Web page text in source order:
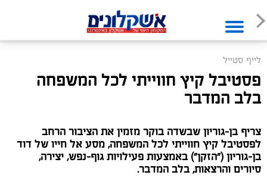
לייף סטייל
פסטיבל קיץ חווייתי לכל המשפחה
בלב המדבר
צריף בן-גוריון שבשדה בוקר מזמין את הציבור הרחב
לפסטיבל קיץ חווייתי לכל המשפחה, מסע אל חייו של דוד
בן-גוריון ("הזקן") באמצעות פעילויות גוף-נפש, יצירה,
סיורים והרצאות, בלב המדבר.